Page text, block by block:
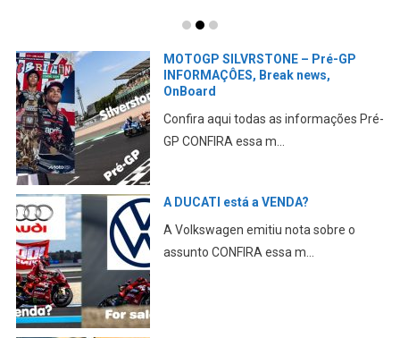
MOTOGP SILVRSTONE – Pré-GP
INFORMAÇÔES, Break news,
OnBoard
Confira aqui todas as informações Pré-
GP CONFIRA essa m...
A DUCATI está a VENDA?
A Volkswagen emitiu nota sobre o
assunto CONFIRA essa m...